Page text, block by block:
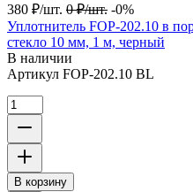
380 ₽/шт. 0 ₽/шт. -0%
Уплотнитель FOP-202.10 в
стекло 10 мм, 1 м, черный
В наличии
Артикул FOP-202.10 BL
В корзину